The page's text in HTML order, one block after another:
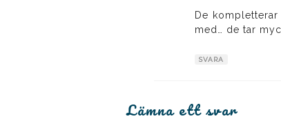
De
med… de tar
SVARA
Lämna ett svar